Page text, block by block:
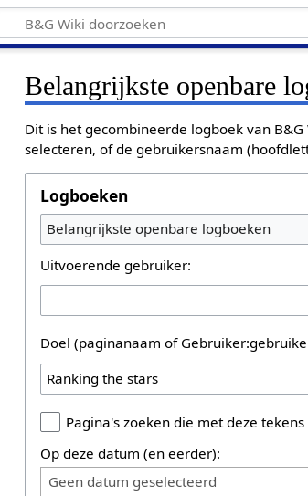
Belangrijkste openbare
Dit is het gecombineerde logboek van
selecteren, of de gebruikersnaam
Logboeken
Belangrijkste openbare logboeken
Uitvoerende gebruiker:
Doel (paginanaam of
Pagina's zoeken die met deze
Op deze datum (en eerder):
Geen datum geselecteerd